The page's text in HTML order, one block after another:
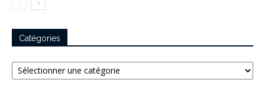
Catégories
Catégories